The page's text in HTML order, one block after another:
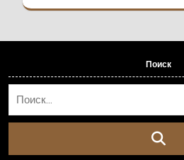
Поиск